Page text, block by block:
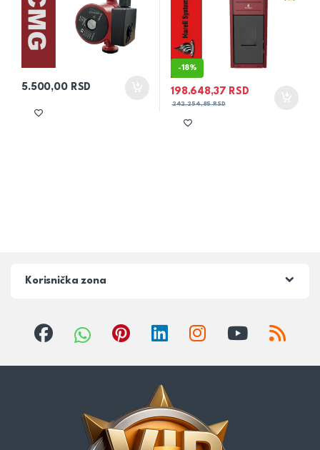
5.500,00 RSD
-18%
198.648,37 RSD
242.254,85RSD
Korisnička zona